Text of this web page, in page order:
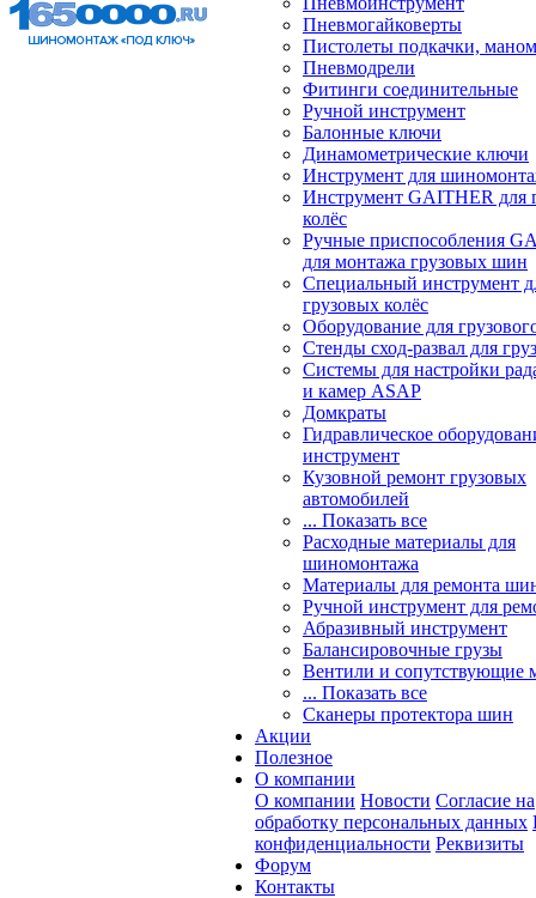
Пневмогайковерты
Пистолеты подкачки,
Пневмодрели
Фитинги соединительные
Ручной инструмент
Балонные ключи
Динамометрические ключи
Инструмент для
Инструмент GAITHER для
колёс
Ручные приспособления
для монтажа грузовых шин
Специальный инструмент
грузовых колёс
Оборудование для
Стенды сход-развал для
Системы для настройки
и камер ASAP
Домкраты
Гидравлическое
инструмент
Кузовной ремонт грузовых
автомобилей
... Показать все
Расходные материалы для
шиномонтажа
Материалы для ремонта
Ручной инструмент для
Абразивный инструмент
Балансировочные грузы
Вентили и сопутствующие
... Показать все
Сканеры протектора шин
Акции
Полезное
О компании
О компании Новости Согласие на
обработку персональных данных
конфиденциальности Реквизиты
Форум
Контакты